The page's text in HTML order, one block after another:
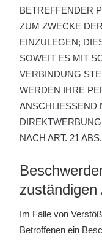
BETREFFENDER
ZUM ZWECKE
EINZULEGEN;
SOWEIT ES MIT
VERBINDUNG
WERDEN IHRE
ANSCHLIESSEND
NACH ART. 21
Im Falle von
Betroffenen ein